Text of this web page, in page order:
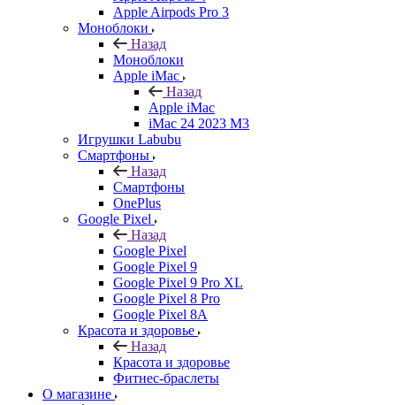
Apple Airpods Pro 3
Моноблоки
Назад
Моноблоки
Apple iMac
Назад
Apple iMac
iMac 24 2023 M3
Игрушки Labubu
Смартфоны
Назад
Смартфоны
OnePlus
Google Pixel
Назад
Google Pixel
Google Pixel 9
Google Pixel 9 Pro XL
Google Pixel 8 Pro
Google Pixel 8A
Красота и здоровье
Назад
Красота и здоровье
Фитнес-браслеты
О магазине